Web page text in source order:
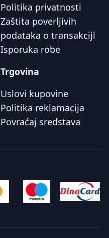
Politika privatnosti
Zaštita poverljivih
podataka o transakciji
Isporuka robe
Trgovina
Uslovi kupovine
Politika reklamacija
Povraćaj sredstava